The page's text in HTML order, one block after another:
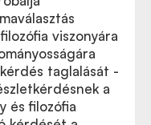
viszonyára
taglalását -
a
és filozófia